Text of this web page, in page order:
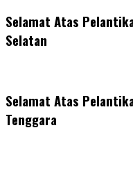
Selamat Atas
Selatan
Selamat Atas
Tenggara